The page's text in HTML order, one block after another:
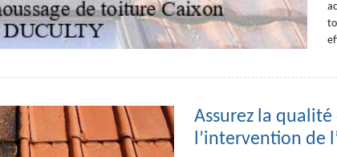
Assurez la
l’intervention de